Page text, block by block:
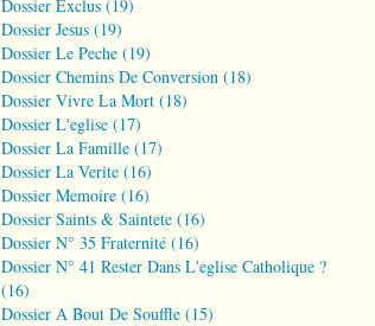
Dossier Exclus (19)
Dossier Jesus (19)
Dossier Le Peche (19)
Dossier Chemins De Conversion (18)
Dossier Vivre La Mort (18)
Dossier L'eglise (17)
Dossier La Famille (17)
Dossier La Verite (16)
Dossier Memoire (16)
Dossier Saints & Saintete (16)
Dossier N° 35 Fraternité (16)
Dossier N° 41 Rester Dans L'eglise Catholique ?
(16)
Dossier A Bout De Souffle (15)